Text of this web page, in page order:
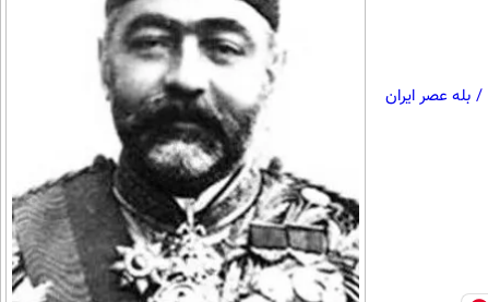
/ بله عصر ایران